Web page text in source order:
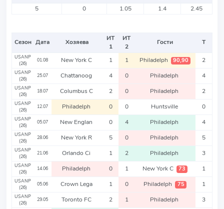
5
0 1.05 1.4 2.45
Сезон Дата Хозяева
ИТ
1
ИТ
2
Гости Т
USANP
(26)
01.08 New York C 1 1 Philadelph 90,90 2
USANP
(26)
25.07 Chattanoog 4 0 Philadelph 4
USANP
(26)
18.07 Columbus C 2 0 Philadelph 2
USANP
(26)
12.07 Philadelph 0 0 Huntsville 0
USANP
(26)
05.07 New Englan 0 4 Philadelph 4
USANP
(26)
28.06 New York R 5 0 Philadelph 5
USANP
(26)
21.06 Orlando Ci 1 2 Philadelph 3
USANP
(26)
14.06 Philadelph 0 1 New York C 73 1
USANP
(26)
05.06 Crown Lega 1 0 Philadelph 75 1
USANP
(26)
29.05 Toronto FC 2 1 Philadelph 3